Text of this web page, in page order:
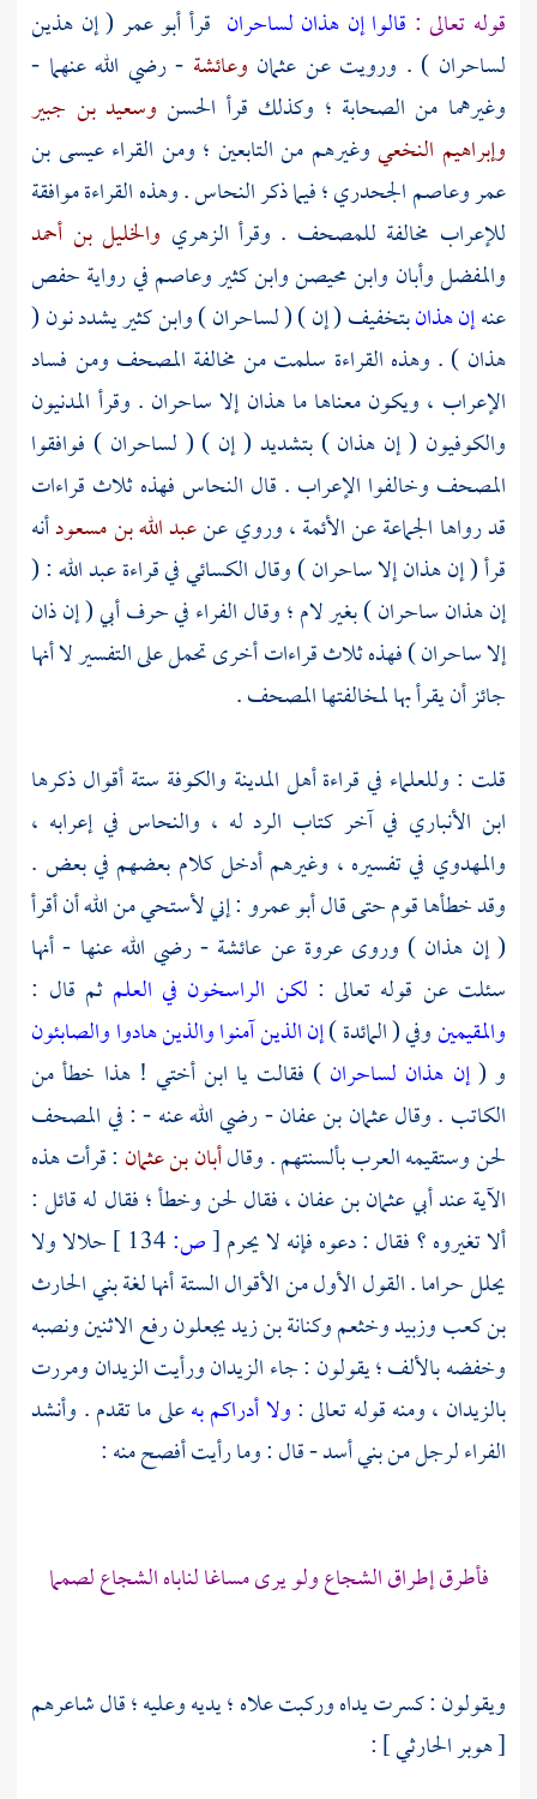
قوله تعالى : قالوا إن هذان لساحران قرأأبو عمر ( إن هذين
لساحران ) . ورويت عن عثمان وعائشة - رضي الله عنهما -
وغيرهما من الصحابة ؛ وكذلك قرأ الحسن وسعيد بن جبير
وإبراهيم النخعيوغيرهم من التابعين ؛ ومن القراءعيسى بن
عمروعاصم الجحدري ؛فيما ذكرالنحاس. وهذه القراءة موافقة
للإعراب مخالفة للمصحف . وقرأ الزهري والخليل بن أحمد
والمفضلوأبان وابن محيصنوابن كثيروعاصمفي روايةحفص
عنهإن هذانبتخفيف ( إن ) ( لساحران )وابن كثيريشدد نون (
هذان ) . وهذه القراءة سلمت من مخالفة المصحف ومن فساد
الإعراب ، ويكون معناها ما هذان إلا ساحران . وقرأ المدنيون
والكوفيون ( إن هذان ) بتشديد ( إن ) ( لساحران ) فوافقوا
المصحف وخالفوا الإعراب . قال النحاسفهذه ثلاث قراءات
قد رواها الجماعة عن الأئمة ، وروي عنعبد الله بن مسعودأنه
قرأ ( إن هذان إلا ساحران ) وقالالكسائيفي قراءةعبد الله: (
إن هذان ساحران ) بغير لام ؛ وقالالفراءفي حرفأبي( إن ذان
إلا ساحران ) فهذه ثلاث قراءات أخرى تحمل على التفسير لا أنها
جائز أن يقرأ بها لمخالفتها المصحف .
قلت : وللعلماء في قراءة أهلالمدينة والكوفة ستة أقوال ذكرها
ابن الأنباري في آخر كتاب الرد له ، والنحاس في إعرابه ،
والمهدوي في تفسيره ، وغيرهم أدخل كلام بعضهم في بعض .
وقد خطأها قوم حتى قالأبو عمرو: إني لأستحي من الله أن أقرأ
( إن هذان ) وروىعروةعن عائشة - رضي الله عنها - أنها
سئلت عن قوله تعالى : لكن الراسخون في العلمثم قال :
والمقيمينوفي ( المائدة )إن الذين آمنوا والذين هادوا والصابئون
و (إن هذان لساحران ) فقالت يا ابن أختي ! هذا خطأ من
الكاتب . وقالعثمان بن عفان- رضي الله عنه - : في المصحف
لحن وستقيمه العرب بألسنتهم . وقالأبان بن عثمان : قرأت هذه
الآية عند أبيعثمان بن عفان ،فقال لحن وخطأ ؛ فقال له قائل :
ألا تغيروه ؟ فقال : دعوه فإنه لا يحرم[ص:
حلالا ولا
يحلل حراما . القول الأول من الأقوال الستة أنها لغةبني الحارث
بن كعبوزبيدوخثعموكنانة بن زيديجعلون رفع الاثنين ونصبه
وخفضه بالألف ؛ يقولون : جاء الزيدان ورأيت الزيدان ومررت
بالزيدان ، ومنه قوله تعالى :ولا أدراكم بهعلى ما تقدم . وأنشد
الفراءلرجل منبني أسد- قال : وما رأيت أفصح منه :
فأطرق إطراق الشجاع ولو يرى مساغا لناباه الشجاع لصمما
ويقولون : كسرت يداه وركبت علاه ؛ يديه وعليه ؛ قال شاعرهم
[هوبر الحارثي] :